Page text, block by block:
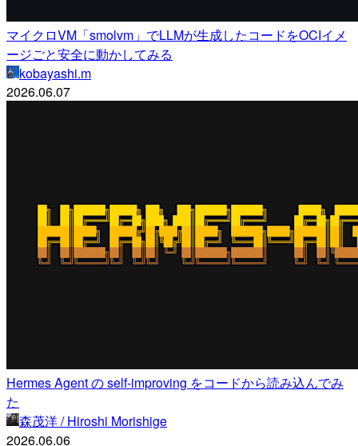
マイクロVM「smolvm」でLLMが生成したコードをOCIイメ
ージごと安全に動かしてみる
kobayashi.m
2026.06.07
Hermes Agent の self-improving をコードから読み込んでみ
た
森茂洋 / Hiroshi Morishige
2026.06.06